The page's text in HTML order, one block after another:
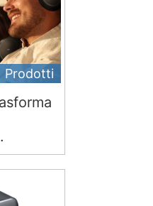
Prodotti